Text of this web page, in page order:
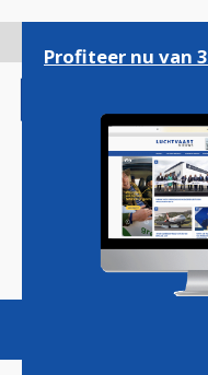
gaan
Magazine
Profiteer nu van